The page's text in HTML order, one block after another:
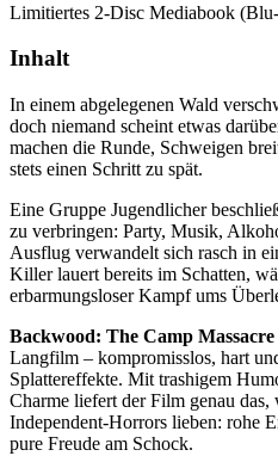
Limitiertes 2-Disc Mediabook
Inhalt
In einem abgelegenen Wald
doch niemand scheint etwas
machen die Runde, Schweigen
stets einen Schritt zu spät.
Eine Gruppe Jugendlicher
zu verbringen: Party, Musik,
Ausflug verwandelt sich rasch in
Killer lauert bereits im Schatten,
erbarmungsloser Kampf ums
Backwood: The Camp Massacre
Langfilm – kompromisslos, hart
Splattereffekte. Mit trashigem
Charme liefert der Film genau das,
Independent-Horrors lieben: rohe
pure Freude am Schock.